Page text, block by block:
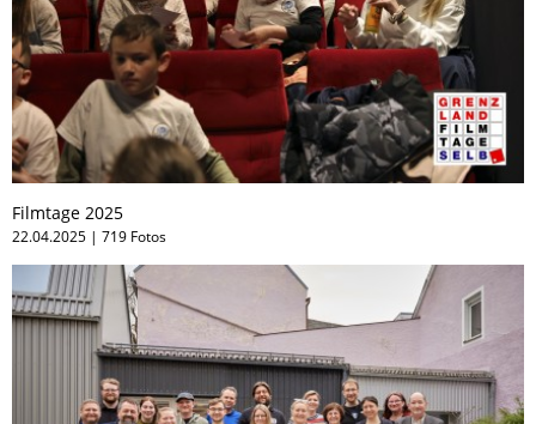
Filmtage 2025
22.04.2025 | 719 Fotos